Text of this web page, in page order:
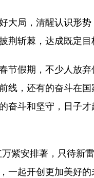
局，清醒认识形势
荆斩棘，达成既定目
假期，不少人放弃
线，还有的奋斗在
奋斗和坚守，日子
安排著，只待新雷
一起开创更加美好的